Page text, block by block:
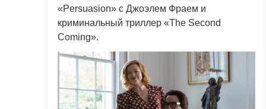
«Persuasion» с Джоэлем Фраем и
криминальный триллер «The Second
Coming».